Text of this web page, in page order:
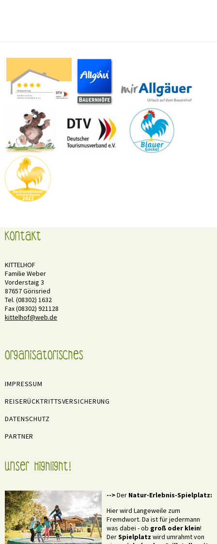
Kontakt
KITTELHOF
Familie Weber
Vorderstaig 3
87657 Görisried
Tel. (08302) 1632
Fax (08302) 921128
kittelhof@web.de
Organisatorisches
IMPRESSUM
REISERÜCKTRITTSVERSICHERUNG
DATENSCHUTZ
PARTNER
Unser Highlight!
-->Der Natur-Erlebnis-Spielplatz:
Hier wird Langeweile zum
Fremdwort. Da ist für jedermann
was dabei - ob groß oder klein!
DerSpielplatz wird umrahmt von